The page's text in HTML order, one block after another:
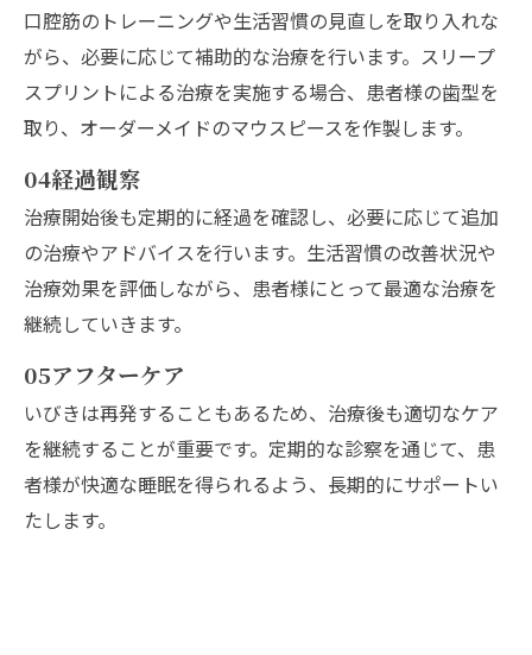
口腔筋のトレーニングや生活習慣の見直しを取り入れな
がら、必要に応じて補助的な治療を行います。スリープ
スプリントによる治療を実施する場合、患者様の歯型を
取り、オーダーメイドのマウスピースを作製します。
04経過観察
治療開始後も定期的に経過を確認し、必要に応じて追加
の治療やアドバイスを行います。生活習慣の改善状況や
治療効果を評価しながら、患者様にとって最適な治療を
継続していきます。
05アフターケア
いびきは再発することもあるため、治療後も適切なケア
を継続することが重要です。定期的な診察を通じて、患
者様が快適な睡眠を得られるよう、長期的にサポートい
たします。